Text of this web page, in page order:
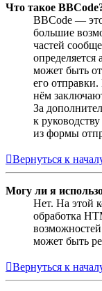
Что такое
BBCode —
большие
частей
может быть
его
нём
За
к
из формы
Вернуться к
Могу ли я
Нет. На этой
обработка
может быть
Вернуться к